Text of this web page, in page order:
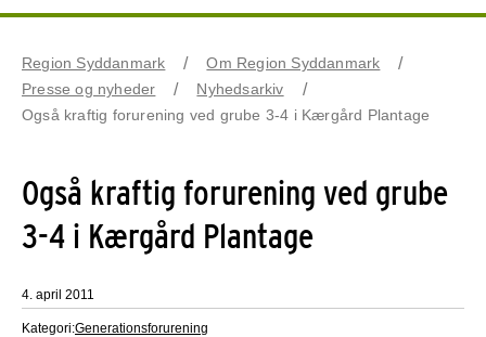
Region Syddanmark
Om Region Syddanmark
Presse og nyheder
Nyhedsarkiv
Også kraftig forurening ved grube 3-4 i Kærgård Plantage
Også kraftig forurening ved grube
3-4 i Kærgård Plantage
4. april 2011
Kategori:Generationsforurening